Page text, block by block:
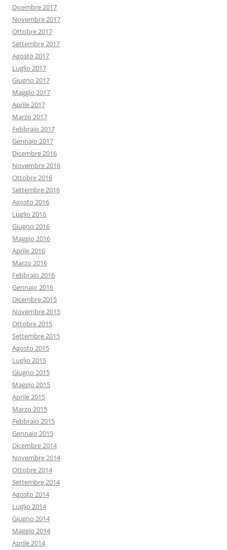
Dicembre 2017
Novembre 2017
Ottobre 2017
Settembre 2017
Agosto 2017
Luglio 2017
Giugno 2017
Maggio 2017
Aprile 2017
Marzo 2017
Febbraio 2017
Gennaio 2017
Dicembre 2016
Novembre 2016
Ottobre 2016
Settembre 2016
Agosto 2016
Luglio 2016
Giugno 2016
Maggio 2016
Aprile 2016
Marzo 2016
Febbraio 2016
Gennaio 2016
Dicembre 2015
Novembre 2015
Ottobre 2015
Settembre 2015
Agosto 2015
Luglio 2015
Giugno 2015
Maggio 2015
Aprile 2015
Marzo 2015
Febbraio 2015
Gennaio 2015
Dicembre 2014
Novembre 2014
Ottobre 2014
Settembre 2014
Agosto 2014
Luglio 2014
Giugno 2014
Maggio 2014
Aprile 2014